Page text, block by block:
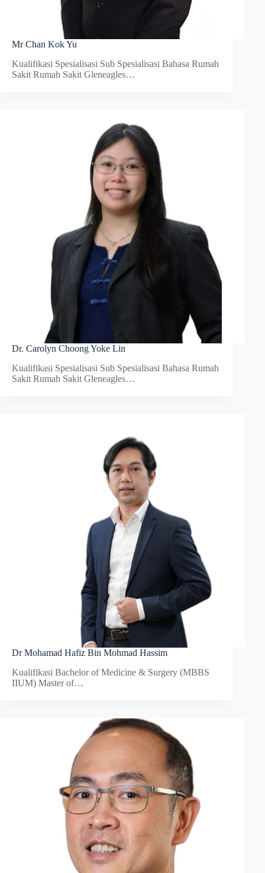
Mr Chan Kok Yu
Kualifikasi Spesialisasi Sub Spesialisasi Bahasa Rumah
Sakit Rumah Sakit Gleneagles…
Dr. Carolyn Choong Yoke Lin
Kualifikasi Spesialisasi Sub Spesialisasi Bahasa Rumah
Sakit Rumah Sakit Gleneagles…
Dr Mohamad Hafiz Bin Mohmad Hassim
Kualifikasi Bachelor of Medicine & Surgery (MBBS
IIUM) Master of…